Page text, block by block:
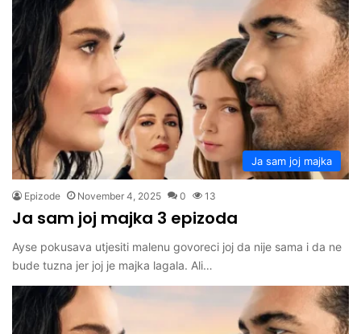
Ja sam joj majka
Epizode November 4, 2025 0 13
Ja sam joj majka 3 epizoda
Ayse pokusava utjesiti malenu govoreci joj da nije sama i da ne
bude tuzna jer joj je majka lagala. Ali…